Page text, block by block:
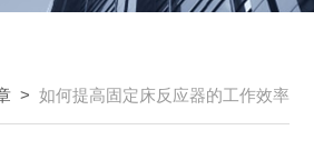
> 如何提高固定床反应器的工作效率